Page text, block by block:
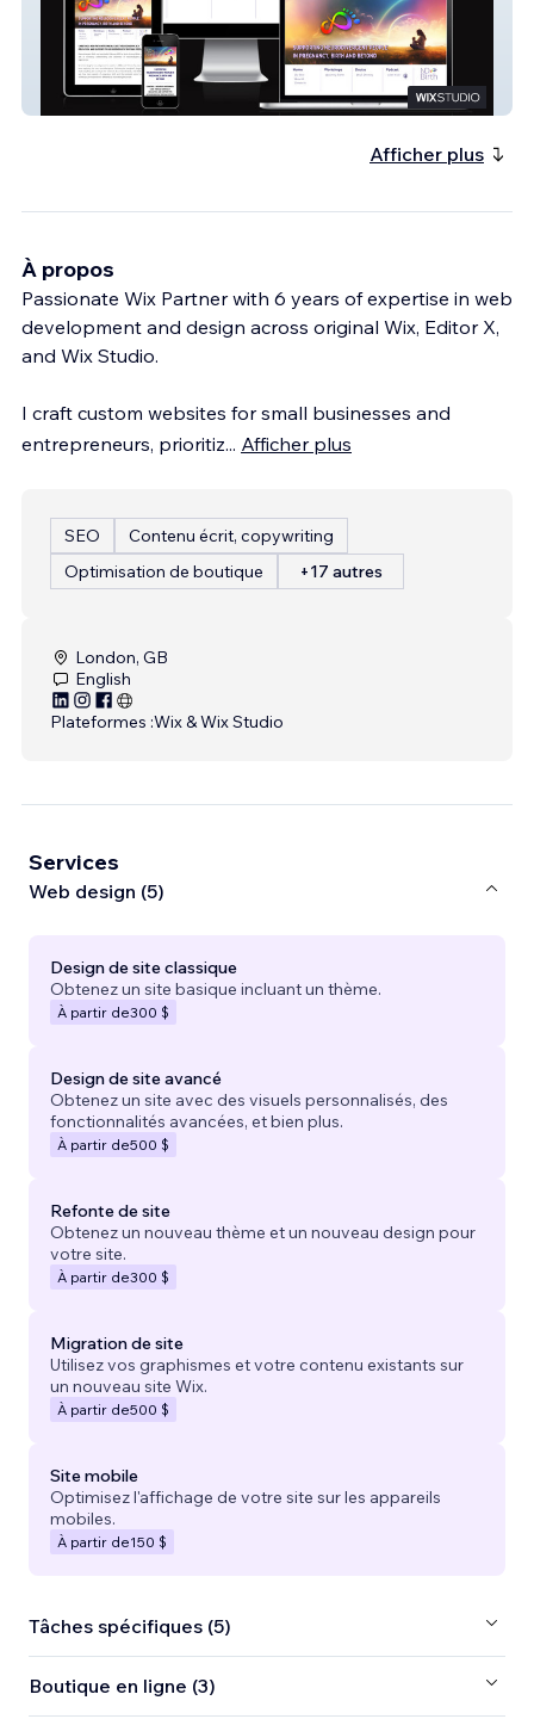
ND Birth
Afficher plus
À propos
Passionate Wix Partner with 6 years of expertise in web
development and design across original Wix, Editor X,
and Wix Studio.
I craft custom websites for small businesses and
entrepreneurs, prioritiz... Afficher plus
SEO
Contenu écrit, copywriting
Optimisation de boutique
+17 autres
London, GB
English
Plateformes :Wix & Wix Studio
Services
Web design (5)
Design de site classique
Obtenez un site basique incluant un thème.
À partir de300 $
Design de site avancé
Obtenez un site avec des visuels personnalisés, des
fonctionnalités avancées, et bien plus.
À partir de500 $
Refonte de site
Obtenez un nouveau thème et un nouveau design pour
votre site.
À partir de300 $
Migration de site
Utilisez vos graphismes et votre contenu existants sur
un nouveau site Wix.
À partir de500 $
Site mobile
Optimisez l'affichage de votre site sur les appareils
mobiles.
À partir de150 $
Tâches spécifiques (5)
Boutique en ligne (3)